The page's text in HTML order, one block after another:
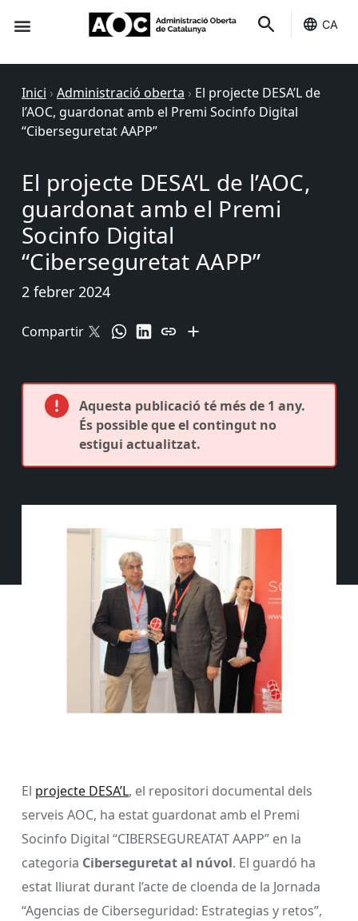
CA
Inici › Administració oberta › El projecte DESA’L de
l’AOC, guardonat amb el Premi Socinfo Digital
“Ciberseguretat AAPP”
El projecte DESA’L de l’AOC,
guardonat amb el Premi
Socinfo Digital
“Ciberseguretat AAPP”
2 febrer 2024
Compartir
Aquesta publicació té més de 1 any.
És possible que el contingut no
estigui actualitzat.
El projecte DESA’L, el repositori documental dels
serveis AOC, ha estat guardonat amb el Premi
Socinfo Digital “CIBERSEGUREATAT AAPP” en la
categoria Ciberseguretat al núvol. El guardó ha
estat lliurat durant l’acte de cloenda de la Jornada
“Agencias de Ciberseguridad: Estrategias y retos”,